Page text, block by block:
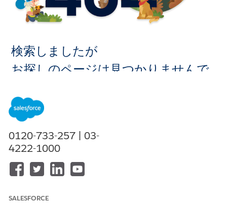
検索しましたが
お探しのページは見つかりませんで
0120-733-257 | 03-
4222-1000
SALESFORCE